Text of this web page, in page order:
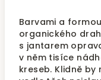
Barvami a
organického
s jantarem
v něm tisíce
kreseb. Klidně